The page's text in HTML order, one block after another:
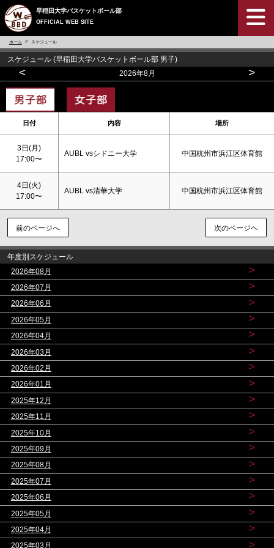
早稲田大学バスケットボール部
OFFICIAL WEB SITE
ホーム スケジュール
スケジュール (早稲田大学バスケットボール部 男子)
< 2026年8月 >
日付 内容 場所
3日(月)
17:00〜
AUBL vsシドニー大学 中国杭州市浜江区体育館
4日(火)
17:00〜
AUBL vs清華大学 中国杭州市浜江区体育館
前のページへ 次のページヘ
年度別スケジュール
2026年08月
>
2026年07月 >
2026年06月 >
2026年05月 >
2026年04月 >
2026年03月 >
2026年02月 >
2026年01月 >
2025年12月 >
2025年11月 >
2025年10月 >
2025年09月 >
2025年08月 >
2025年07月 >
2025年06月 >
2025年05月 >
2025年04月 >
2025年03月 >